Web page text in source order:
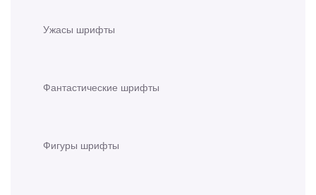
Ужасы шрифты
Фантастические шрифты
Фигуры шрифты